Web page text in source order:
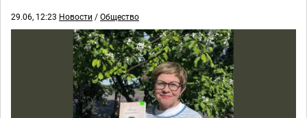
29.06, 12:23 Новости /Общество